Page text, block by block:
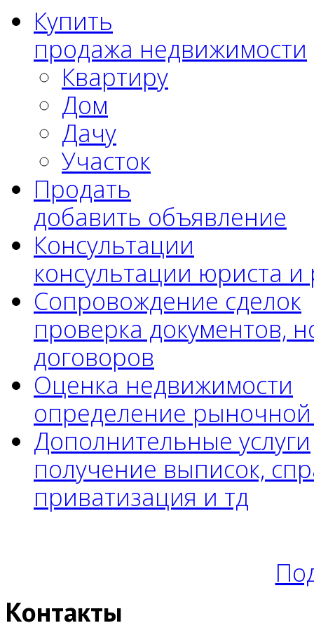
Купить
продажа недвижимости
Квартиру
Дом
Дачу
Участок
Продать
добавить объявление
Консультации
консультации юриста и
Сопровождение сделок
проверка документов,
договоров
Оценка недвижимости
определение рыночной
Дополнительные услуги
получение выписок,
приватизация и тд
Контакты